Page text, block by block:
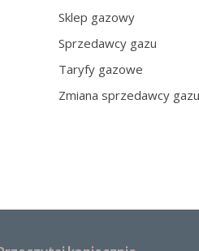
Sklep gazowy
Sprzedawcy gazu
Taryfy gazowe
Zmiana sprzedawcy